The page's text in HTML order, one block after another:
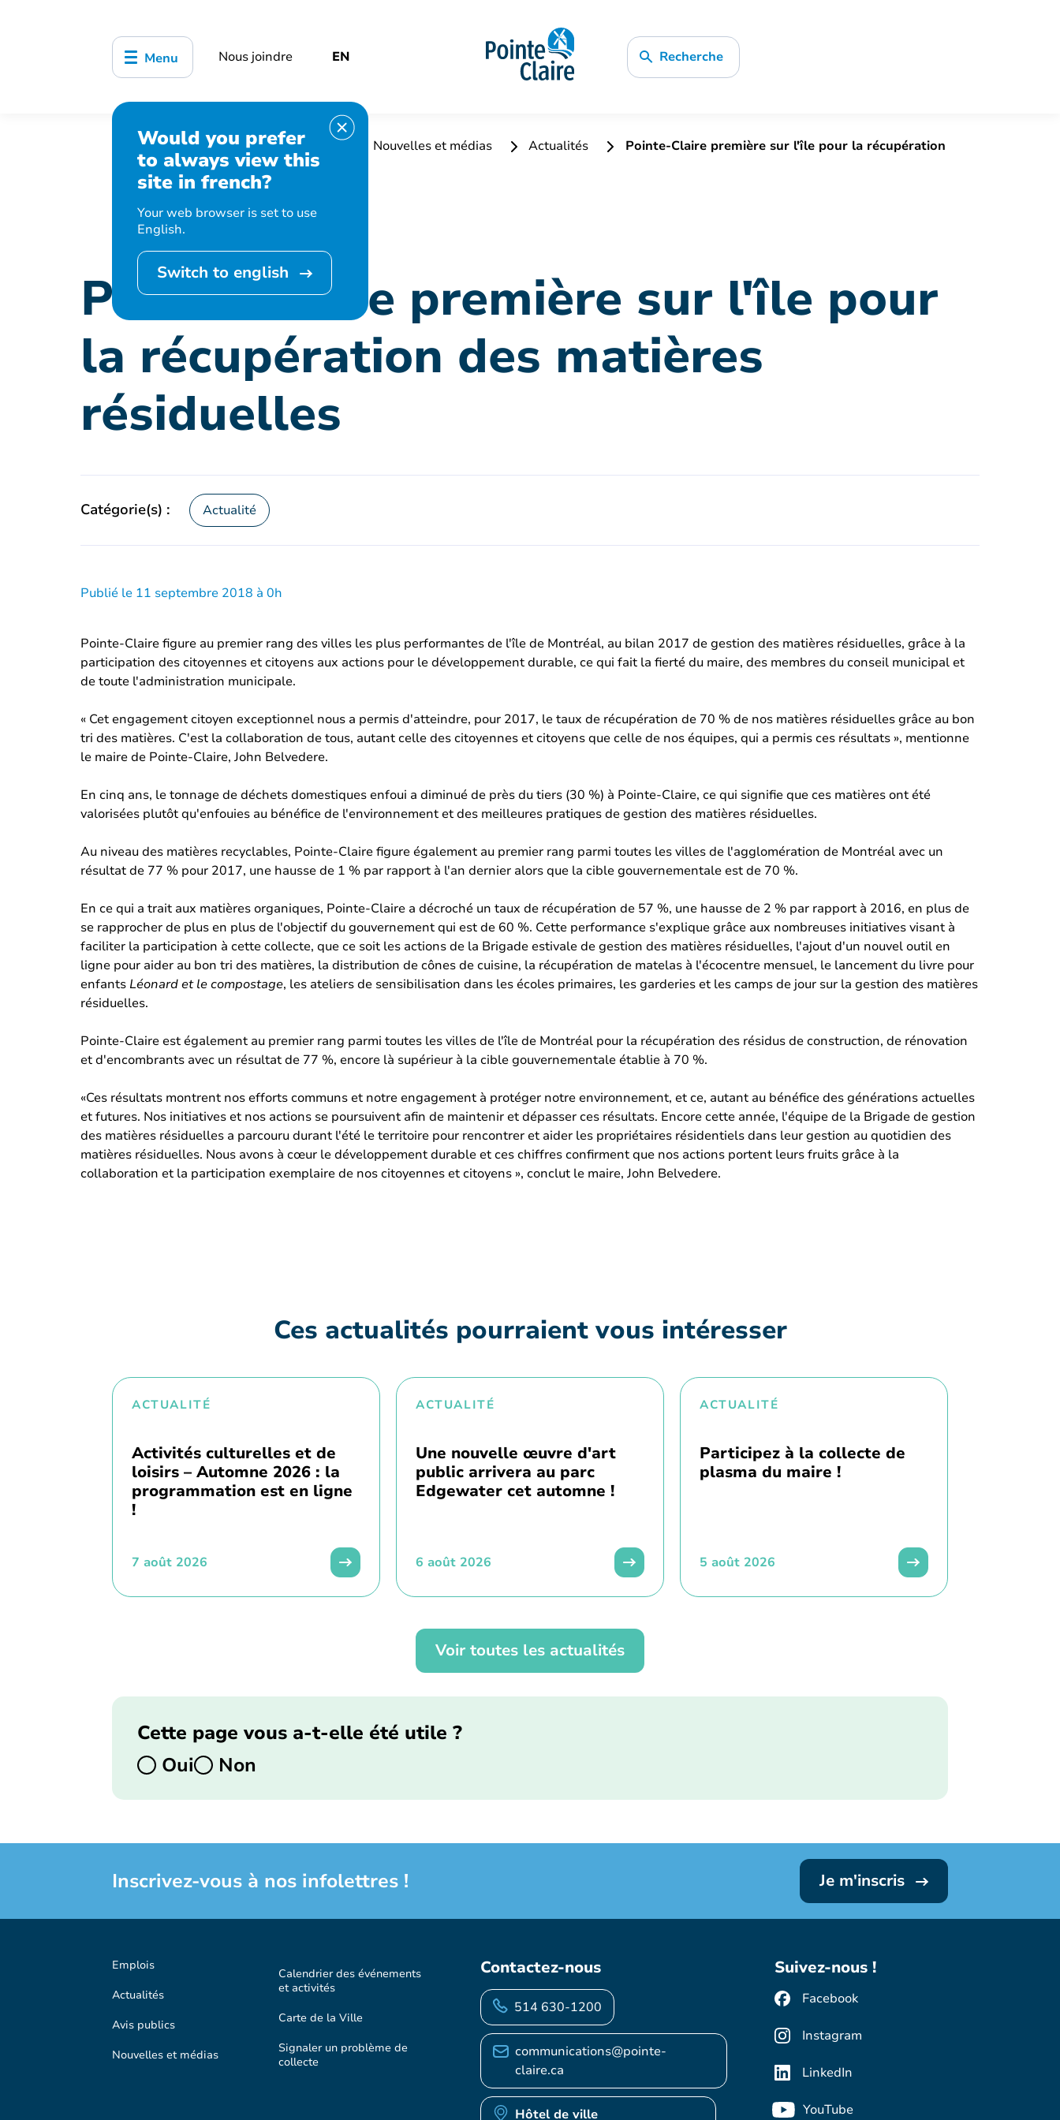
Menu Nous joindre EN Recherche
Would you prefer
to always view this
site in french?
Your web browser is set to use
English.
Switch to english
Accueil Organisation municipale Nouvelles et médias Actualités
Pointe-Claire première sur l'île pour la récupération
des matières résiduelles
Pointe-Claire première sur l'île pour
la récupération des matières
résiduelles
Catégorie(s) : Actualité
Publié le 11 septembre 2018 à 0h
Pointe-Claire figure au premier rang des villes les plus performantes de l'île de Montréal, au bilan 2017 de gestion des matières résiduelles, grâce à la
participation des citoyennes et citoyens aux actions pour le développement durable, ce qui fait la fierté du maire, des membres du conseil municipal et
de toute l'administration municipale.
« Cet engagement citoyen exceptionnel nous a permis d'atteindre, pour 2017, le taux de récupération de 70 % de nos matières résiduelles grâce au bon
tri des matières. C'est la collaboration de tous, autant celle des citoyennes et citoyens que celle de nos équipes, qui a permis ces résultats », mentionne
le maire de Pointe-Claire, John Belvedere.
En cinq ans, le tonnage de déchets domestiques enfoui a diminué de près du tiers (30 %) à Pointe-Claire, ce qui signifie que ces matières ont été
valorisées plutôt qu'enfouies au bénéfice de l'environnement et des meilleures pratiques de gestion des matières résiduelles.
Au niveau des matières recyclables, Pointe-Claire figure également au premier rang parmi toutes les villes de l'agglomération de Montréal avec un
résultat de 77 % pour 2017, une hausse de 1 % par rapport à l'an dernier alors que la cible gouvernementale est de 70 %.
En ce qui a trait aux matières organiques, Pointe-Claire a décroché un taux de récupération de 57 %, une hausse de 2 % par rapport à 2016, en plus de
se rapprocher de plus en plus de l'objectif du gouvernement qui est de 60 %. Cette performance s'explique grâce aux nombreuses initiatives visant à
faciliter la participation à cette collecte, que ce soit les actions de la Brigade estivale de gestion des matières résiduelles, l'ajout d'un nouvel outil en
ligne pour aider au bon tri des matières, la distribution de cônes de cuisine, la récupération de matelas à l'écocentre mensuel, le lancement du livre pour
enfants Léonard et le compostage, les ateliers de sensibilisation dans les écoles primaires, les garderies et les camps de jour sur la gestion des matières
résiduelles.
Pointe-Claire est également au premier rang parmi toutes les villes de l'île de Montréal pour la récupération des résidus de construction, de rénovation
et d'encombrants avec un résultat de 77 %, encore là supérieur à la cible gouvernementale établie à 70 %.
«Ces résultats montrent nos efforts communs et notre engagement à protéger notre environnement, et ce, autant au bénéfice des générations actuelles
et futures. Nos initiatives et nos actions se poursuivent afin de maintenir et dépasser ces résultats. Encore cette année, l'équipe de la Brigade de gestion
des matières résiduelles a parcouru durant l'été le territoire pour rencontrer et aider les propriétaires résidentiels dans leur gestion au quotidien des
matières résiduelles. Nous avons à cœur le développement durable et ces chiffres confirment que nos actions portent leurs fruits grâce à la
collaboration et la participation exemplaire de nos citoyennes et citoyens », conclut le maire, John Belvedere.
Ces actualités pourraient vous intéresser
ACTUALITÉ
Activités culturelles et de
loisirs – Automne 2026 : la
programmation est en ligne
!
7 août 2026
ACTUALITÉ
Une nouvelle œuvre d'art
public arrivera au parc
Edgewater cet automne !
6 août 2026
ACTUALITÉ
Participez à la collecte de
plasma du maire !
5 août 2026
Voir toutes les actualités
Cette page vous a-t-elle été utile ?
Oui
Non
Inscrivez-vous à nos infolettres ! Je m'inscris
Emplois
Actualités
Avis publics
Nouvelles et médias
Calendrier des événements
et activités
Carte de la Ville
Signaler un problème de
collecte
Contactez-nous
514 630-1200
communications@pointe-
claire.ca
Hôtel de ville
Suivez-nous !
Facebook
Instagram
LinkedIn
YouTube